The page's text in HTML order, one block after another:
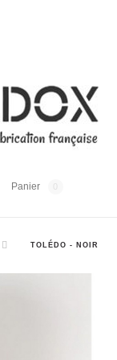
Panier
TOLÉDO - NOIR